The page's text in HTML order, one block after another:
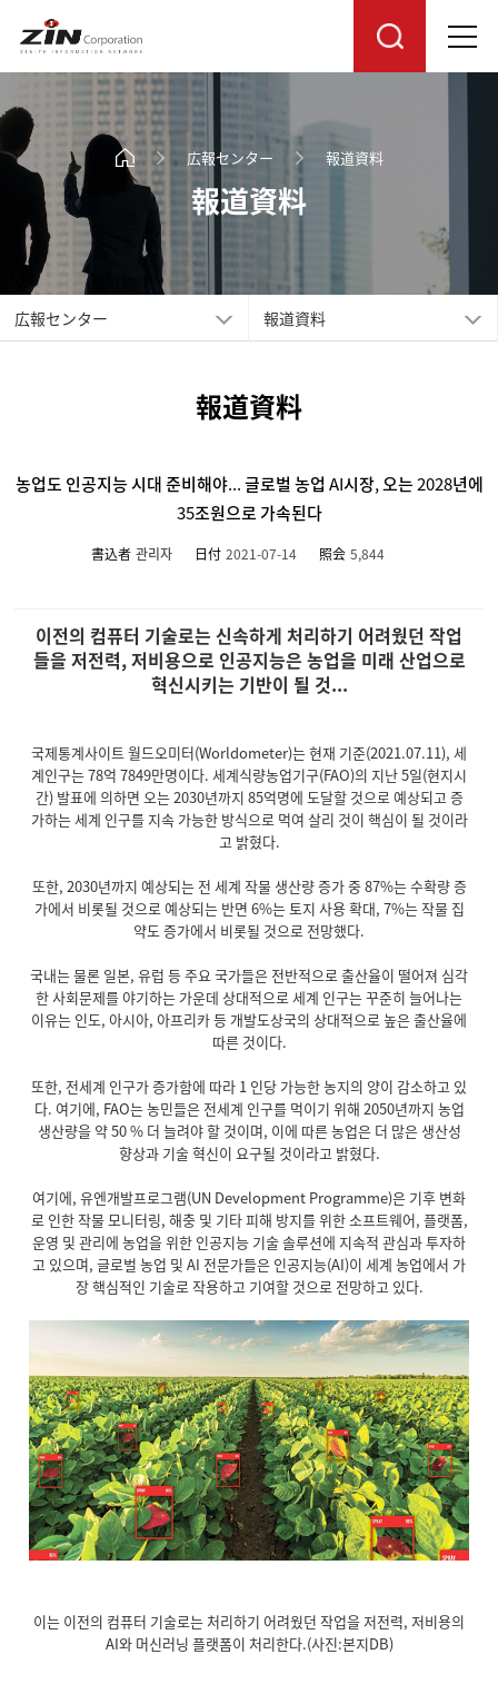
広報センター 報道資料
報道資料
広報センター 報道資料
報道資料
농업도 인공지능 시대 준비해야... 글로벌 농업 AI시장, 오는 2028년에
35조원으로 가속된다
書込者 관리자 日付 2021-07-14 照会 5,844
이전의 컴퓨터 기술로는 신속하게 처리하기 어려웠던 작업
들을 저전력, 저비용으로 인공지능은 농업을 미래 산업으로
혁신시키는 기반이 될 것...
국제통계사이트 월드오미터(Worldometer)는 현재 기준(2021.07.11), 세
계인구는 78억 7849만명이다. 세계식량농업기구(FAO)의 지난 5일(현지시
간) 발표에 의하면 오는 2030년까지 85억명에 도달할 것으로 예상되고 증
가하는 세계 인구를 지속 가능한 방식으로 먹여 살리 것이 핵심이 될 것이라
고 밝혔다.
또한, 2030년까지 예상되는 전 세계 작물 생산량 증가 중 87%는 수확량 증
가에서 비롯될 것으로 예상되는 반면 6%는 토지 사용 확대, 7%는 작물 집
약도 증가에서 비롯될 것으로 전망했다.
국내는 물론 일본, 유럽 등 주요 국가들은 전반적으로 출산율이 떨어져 심각
한 사회문제를 야기하는 가운데 상대적으로 세계 인구는 꾸준히 늘어나는
이유는 인도, 아시아, 아프리카 등 개발도상국의 상대적으로 높은 출산율에
따른 것이다.
또한, 전세계 인구가 증가함에 따라 1 인당 가능한 농지의 양이 감소하고 있
다. 여기에, FAO는 농민들은 전세계 인구를 먹이기 위해 2050년까지 농업
생산량을 약 50 % 더 늘려야 할 것이며, 이에 따른 농업은 더 많은 생산성
향상과 기술 혁신이 요구될 것이라고 밝혔다.
여기에, 유엔개발프로그램(UN Development Programme)은 기후 변화
로 인한 작물 모니터링, 해충 및 기타 피해 방지를 위한 소프트웨어, 플랫폼,
운영 및 관리에 농업을 위한 인공지능 기술 솔루션에 지속적 관심과 투자하
고 있으며, 글로벌 농업 및 AI 전문가들은 인공지능(AI)이 세계 농업에서 가
장 핵심적인 기술로 작용하고 기여할 것으로 전망하고 있다.
이는 이전의 컴퓨터 기술로는 처리하기 어려웠던 작업을 저전력, 저비용의
AI와 머신러닝 플랫폼이 처리한다.(사진:본지DB)